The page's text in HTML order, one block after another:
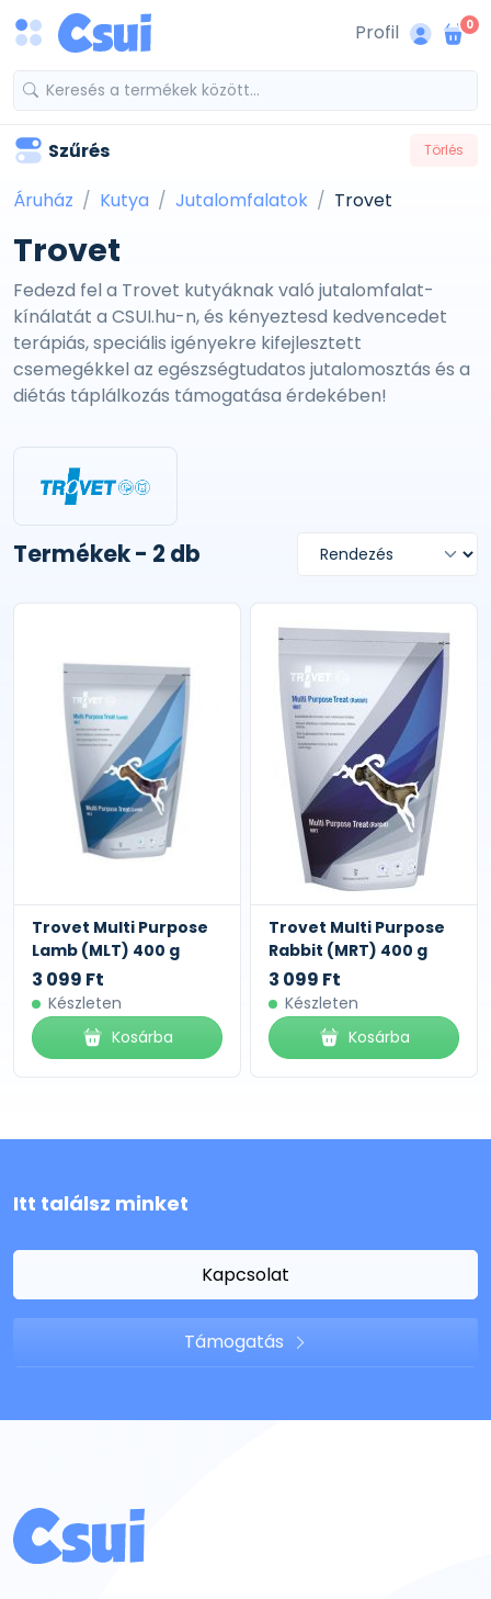
Profil 0
Szűrés Törlés
Áruház Kutya Jutalomfalatok Trovet
Trovet
Fedezd fel a Trovet kutyáknak való jutalomfalat-
kínálatát a CSUI.hu-n, és kényeztesd kedvencedet
terápiás, speciális igényekre kifejlesztett
csemegékkel az egészségtudatos jutalomosztás és a
diétás táplálkozás támogatása érdekében!
Termékek - 2 db
Trovet Multi Purpose
Lamb (MLT) 400 g
3 099 Ft
Készleten
Kosárba
Trovet Multi Purpose
Rabbit (MRT) 400 g
3 099 Ft
Készleten
Kosárba
Itt találsz minket
Kapcsolat
Támogatás